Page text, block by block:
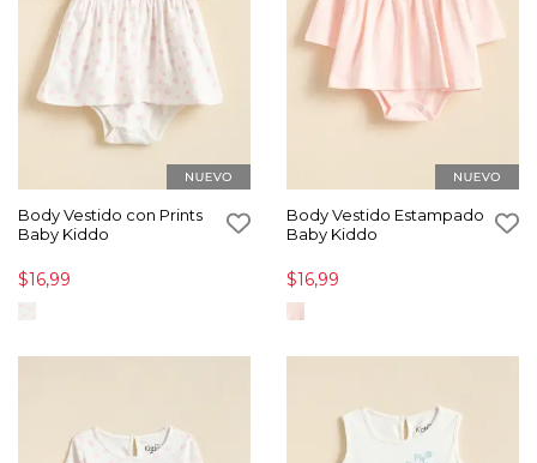
Body Vestido con Prints
Baby Kiddo
$16,99
Body Vestido Estampado
Baby Kiddo
$16,99